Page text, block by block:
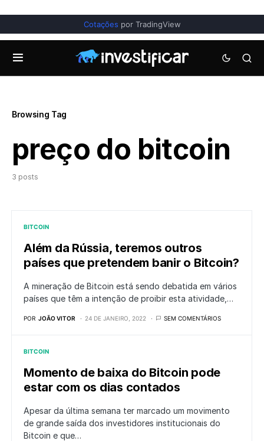
Cotações por TradingView
Browsing Tag
preço do bitcoin
3 posts
BITCOIN
Além da Rússia, teremos outros
países que pretendem banir o Bitcoin?
A mineração de Bitcoin está sendo debatida em vários
países que têm a intenção de proibir esta atividade,…
POR JOÃO VITOR 24 DE JANEIRO, 2022 SEM COMENTÁRIOS
BITCOIN
Momento de baixa do Bitcoin pode
estar com os dias contados
Apesar da última semana ter marcado um movimento
de grande saída dos investidores institucionais do
Bitcoin e que…